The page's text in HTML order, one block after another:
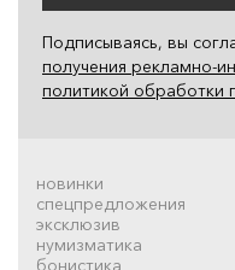
Подписываясь, вы
получения рекламно-
политикой обработки
новинки
спецпредложения
эксклюзив
нумизматика
бонистика